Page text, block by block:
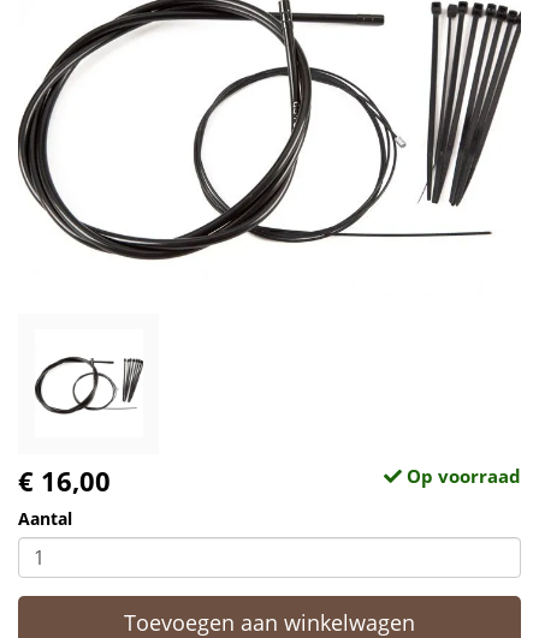
€ 16,00 Op voorraad
Aantal
Toevoegen aan winkelwagen